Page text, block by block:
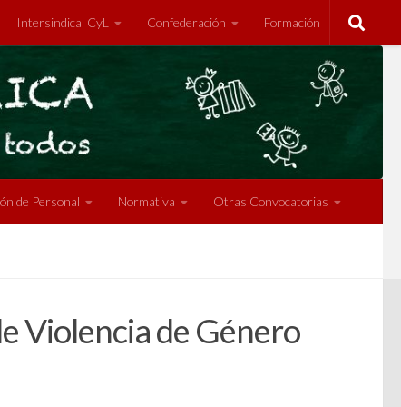
Intersindical CyL Confederación Formación
de Personal Normativa Otras Convocatorias
Violencia de Género